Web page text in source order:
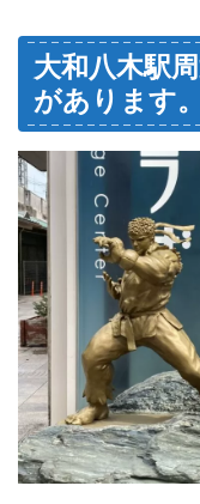
大和八木駅
があります。